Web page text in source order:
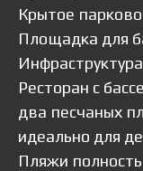
Крытое
Площадка для
Ресторан с
два песчаных
идеально для
Пляжи